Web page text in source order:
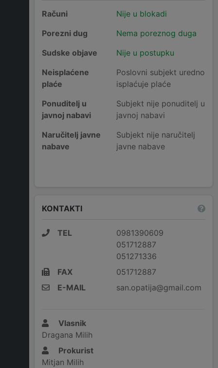
Računi
Nije u blokadi
Porezni dug
Nema poreznog duga
Sudske objave
Nije u postupku
Neisplaćene
plaće
Poslovni subjekt uredno
isplaćuje plaće
Ponuditelj u
javnoj nabavi
Subjekt nije ponuditelj u
javnoj nabavi
Naručitelj javne
nabave
Subjekt nije naručitelj
javne nabave
KONTAKTI
TEL
0981390609
051712887
051271336
FAX
051712887
E-MAIL
san.opatija@gmail.com
Vlasnik
Dragana Milih
Prokurist
Mitjan Milih